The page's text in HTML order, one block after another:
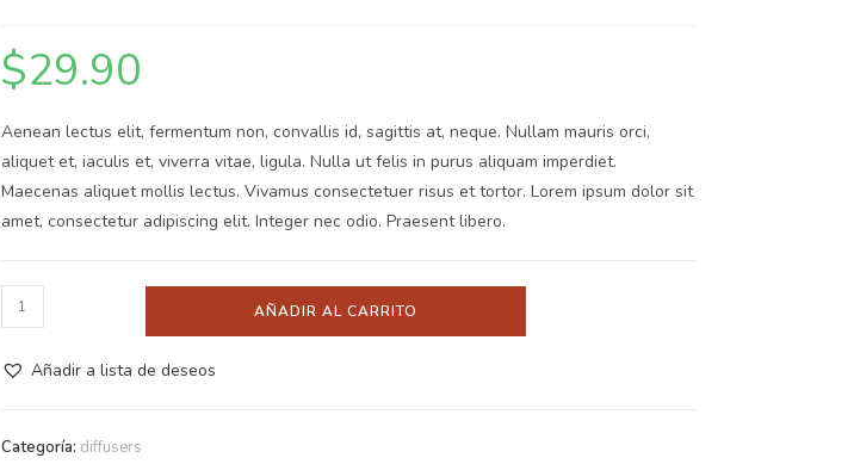
$29.90
Aenean lectus elit, fermentum non, convallis id, sagittis at, neque. Nullam mauris orci,
aliquet et, iaculis et, viverra vitae, ligula. Nulla ut felis in purus aliquam imperdiet.
Maecenas aliquet mollis lectus. Vivamus consectetuer risus et tortor. Lorem ipsum dolor sit
amet, consectetur adipiscing elit. Integer nec odio. Praesent libero.
AÑADIR AL CARRITO
Añadir a lista de deseos
Categoría: diffusers